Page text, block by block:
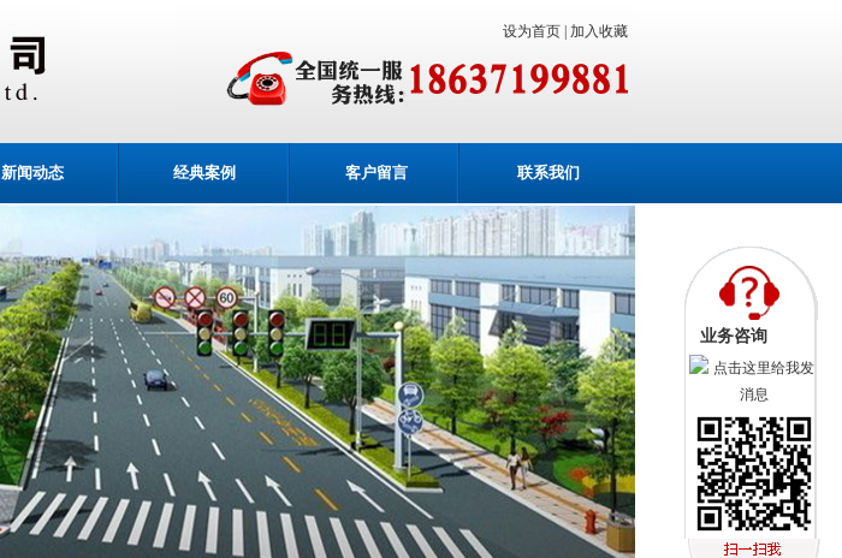
设为首页 | 加入收藏
新闻动态 经典案例 客户留言 联系我们
业务咨询